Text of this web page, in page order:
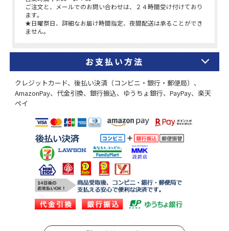
お支払い方法
クレジットカード、後払い決済（コンビニ・銀行・郵便局）、
AmazonPay、代金引換、銀行振込、ゆうちょ銀行、PayPay、楽天
ペイ